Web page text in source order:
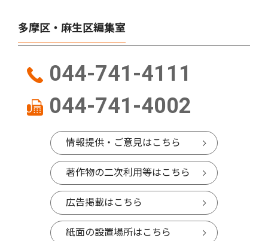
多摩区・麻生区編集室
044-741-4111
044-741-4002
情報提供・ご意見はこちら
著作物の二次利用等はこちら
広告掲載はこちら
紙面の設置場所はこちら